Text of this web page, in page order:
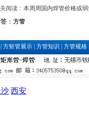
阅读： 本周周国内焊管价格或
： 方管
方矩管展示| 方管知识 方管规格
西安